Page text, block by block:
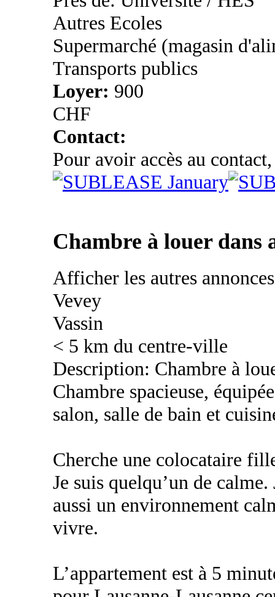
Autres Ecoles
Supermarché (magasin
Transports publics
Loyer: 900
CHF
Contact:
Pour avoir accès au
Chambre à louer dans
Afficher les autres
Vevey
Vassin
< 5 km du centre-ville
Description: Chambre à
Chambre spacieuse,
salon, salle de bain et
Cherche une colocataire
Je suis quelqu’un de
aussi un environnement
vivre.
L’appartement est à 5